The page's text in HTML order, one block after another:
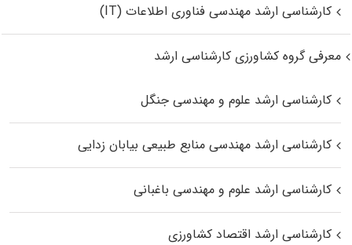
کارشناسی ارشد مهندسی فناوری اطلاعات (IT)
معرفی گروه کشاورزی کارشناسی ارشد
کارشناسی ارشد علوم و مهندسی جنگل
کارشناسی ارشد مهندسی منابع طبیعی بیابان زدایی
کارشناسی ارشد علوم و مهندسی باغبانی
کارشناسی ارشد اقتصاد کشاورزی